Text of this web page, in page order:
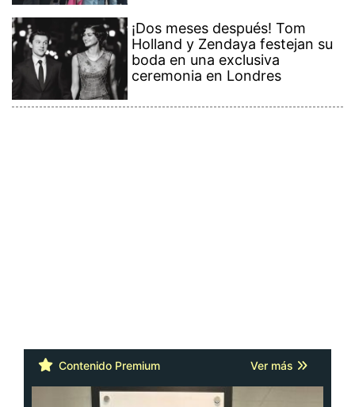
¡Dos meses después! Tom
Holland y Zendaya festejan su
boda en una exclusiva
ceremonia en Londres
Contenido Premium Ver más